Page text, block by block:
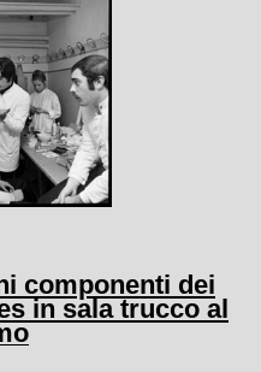
componenti dei
in sala trucco al